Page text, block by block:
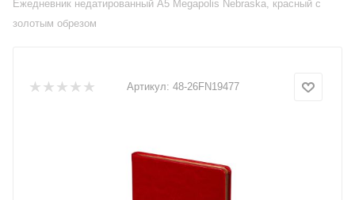
Ежедневник недатированный А5 Megapolis Nebraska, красный с
золотым обрезом
Артикул: 48-26FN19477